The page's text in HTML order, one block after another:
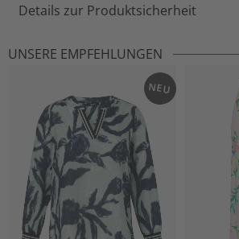
Details zur Produktsicherheit
UNSERE EMPFEHLUNGEN
NEU